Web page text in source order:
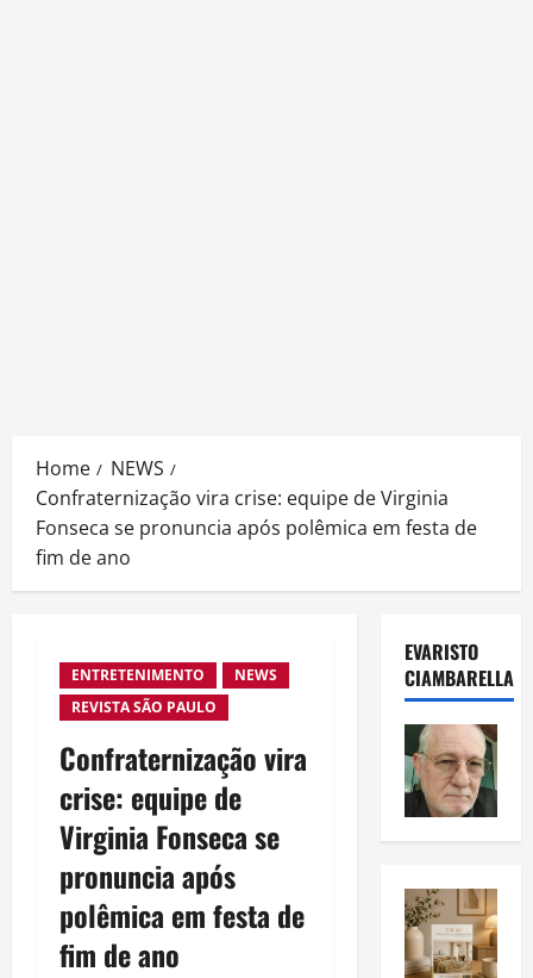
Home
NEWS
Confraternização vira crise: equipe de Virginia
Fonseca se pronuncia após polêmica em festa de
fim de ano
ENTRETENIMENTO
NEWS
REVISTA SÃO PAULO
Confraternização vira
crise: equipe de
Virginia Fonseca se
pronuncia após
polêmica em festa de
fim de ano
EVARISTO
CIAMBARELLA